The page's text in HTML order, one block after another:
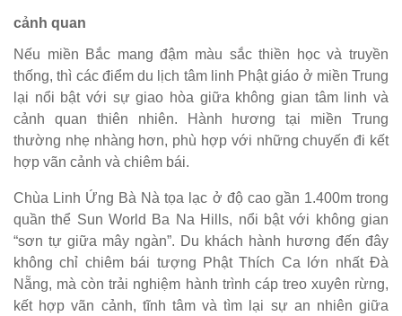
cảnh quan
Nếu miền Bắc mang đậm màu sắc thiền học và truyền
thống, thì các điểm du lịch tâm linh Phật giáo ở miền Trung
lại nổi bật với sự giao hòa giữa không gian tâm linh và
cảnh quan thiên nhiên. Hành hương tại miền Trung
thường nhẹ nhàng hơn, phù hợp với những chuyến đi kết
hợp vãn cảnh và chiêm bái.
Chùa Linh Ứng Bà Nà tọa lạc ở độ cao gần 1.400m trong
quần thể Sun World Ba Na Hills, nổi bật với không gian
“sơn tự giữa mây ngàn”. Du khách hành hương đến đây
không chỉ chiêm bái tượng Phật Thích Ca lớn nhất Đà
Nẵng, mà còn trải nghiệm hành trình cáp treo xuyên rừng,
kết hợp vãn cảnh, tĩnh tâm và tìm lại sự an nhiên giữa